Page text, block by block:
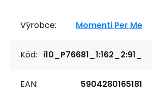
Výrobce: Momenti Per Me
Kód: i10_P76681_1:162_2:91_
EAN: 5904280165181